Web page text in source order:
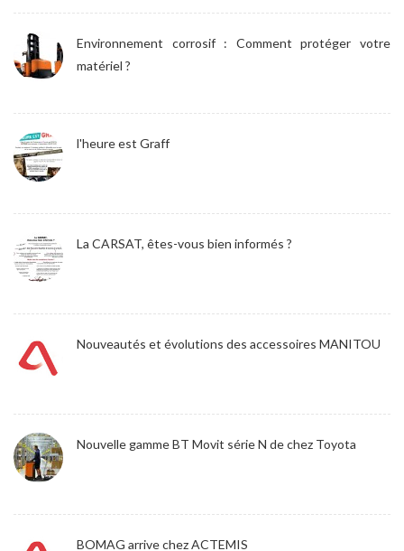
Environnement corrosif : Comment protéger votre
matériel ?
l'heure est Graff
La CARSAT, êtes-vous bien informés ?
Nouveautés et évolutions des accessoires MANITOU
Nouvelle gamme BT Movit série N de chez Toyota
BOMAG arrive chez ACTEMIS